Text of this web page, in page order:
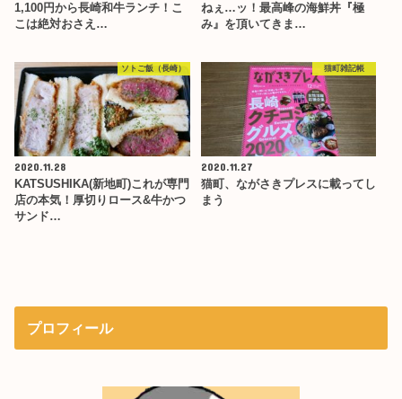
1,100円から長崎和牛ランチ！こ
こは絶対おさえ…
ねぇ…ッ！最高峰の海鮮丼『極
み』を頂いてきま…
ソトご飯（長崎）
2020.11.28
KATSUSHIKA(新地町)これが専門
店の本気！厚切りロース&牛かつ
サンド…
猫町雑記帳
2020.11.27
猫町、ながさきプレスに載ってし
まう
プロフィール